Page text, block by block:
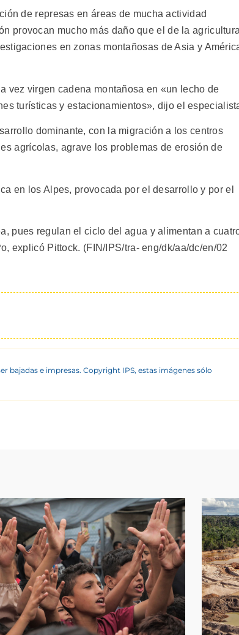
de represas en áreas de mucha actividad
provocan mucho más daño que el de la
en zonas montañosas de Asia y
vez virgen cadena montañosa en «un lecho de
turísticas y estacionamientos», dijo el
dominante, con la migración a los centros
agrícolas, agrave los problemas de erosión de
en los Alpes, provocada por el desarrollo y por el
pues regulan el ciclo del agua y alimentan a
explicó Pittock. (FIN/IPS/tra- eng/dk/aa/dc/en/02
bajadas e impresas. Copyright IPS, estas imágenes sólo